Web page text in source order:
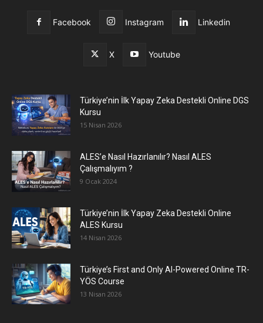
Facebook Instagram Linkedin
X Youtube
Türkiye’nin İlk Yapay Zeka Destekli Online DGS
Kursu
15 Nisan 2026
ALES’e Nasıl Hazırlanılır? Nasıl ALES
Çalışmalıyım ?
9 Ocak 2024
Türkiye’nin İlk Yapay Zeka Destekli Online
ALES Kursu
14 Nisan 2026
Türkiye’s First and Only AI-Powered Online TR-
YÖS Course
13 Nisan 2026